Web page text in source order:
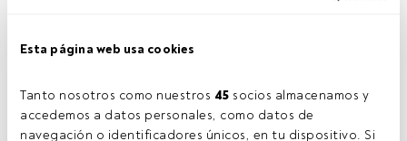
Esta página web usa cookies
Tanto nosotros como nuestros 45 socios almacenamos y
accedemos a datos personales, como datos de
navegación o identificadores únicos, en tu dispositivo. Si